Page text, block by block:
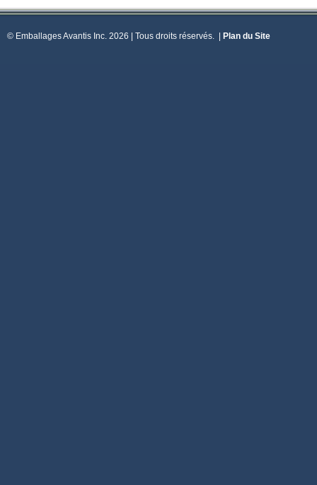
© Emballages Avantis Inc. 2026 | Tous droits réservés. Plan du Site